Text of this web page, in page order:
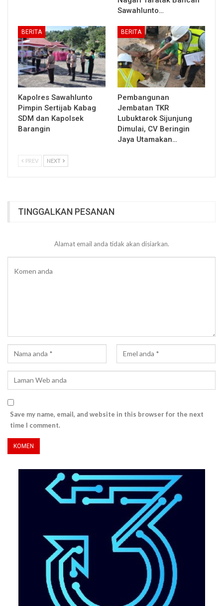
Sawahlunto…
BERITA
Kapolres Sawahlunto
Pimpin Sertijab Kabag
SDM dan Kapolsek
Barangin
BERITA
Pembangunan
Jembatan TKR
Lubuktarok Sijunjung
Dimulai, CV Beringin
Jaya Utamakan…
PREV NEXT
TINGGALKAN PESANAN
Alamat email anda tidak akan disiarkan.
Save my name, email, and website in this browser for the next
time I comment.